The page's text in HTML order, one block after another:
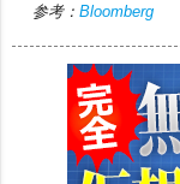
参考： Bloomberg